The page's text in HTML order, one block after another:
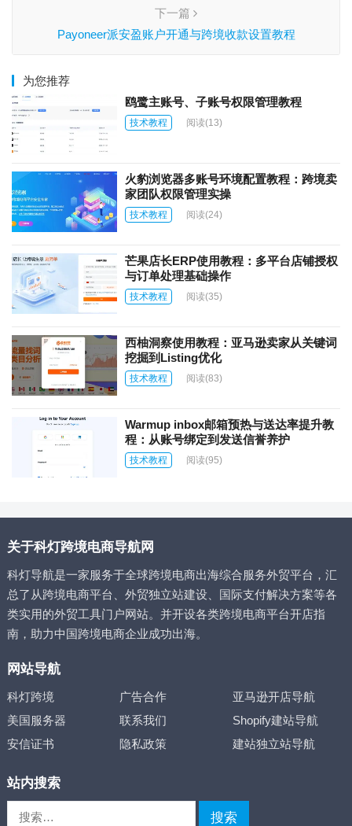
下一篇
Payoneer派安盈账户开通与跨境收款设置教程
为您推荐
鸥鹭主账号、子账号权限管理教程
技术教程 阅读(13)
火豹浏览器多账号环境配置教程：跨境卖
家团队权限管理实操
技术教程 阅读(24)
芒果店长ERP使用教程：多平台店铺授权
与订单处理基础操作
技术教程 阅读(35)
西柚洞察使用教程：亚马逊卖家从关键词
挖掘到Listing优化
技术教程 阅读(83)
Warmup inbox邮箱预热与送达率提升教
程：从账号绑定到发送信誉养护
技术教程 阅读(95)
关于科灯跨境电商导航网
科灯导航是一家服务于全球跨境电商出海综合服务外贸平台，汇
总了从跨境电商平台、外贸独立站建设、国际支付解决方案等各
类实用的外贸工具门户网站。并开设各类跨境电商平台开店指
南，助力中国跨境电商企业成功出海。
网站导航
科灯跨境 广告合作
亚马逊开店导航
美国服务器
联系我们
Shopify建站导航
安信证书
隐私政策 建站独立站导航
站内搜索